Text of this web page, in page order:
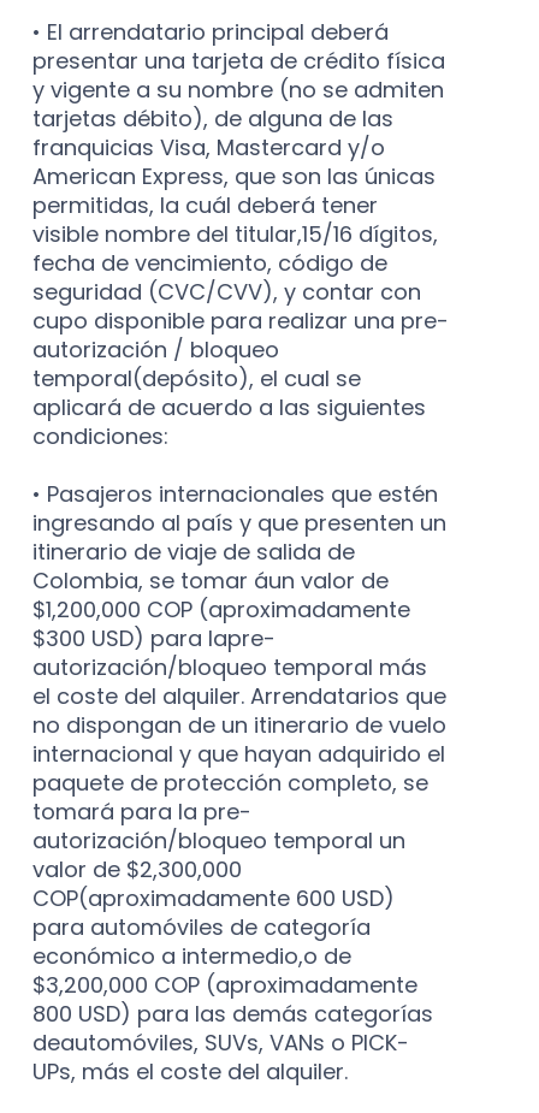
• El arrendatario principal deberá
presentar una tarjeta de crédito física
y vigente a su nombre (no se admiten
tarjetas débito), de alguna de las
franquicias Visa, Mastercard y/o
American Express, que son las únicas
permitidas, la cuál deberá tener
visible nombre del titular,15/16 dígitos,
fecha de vencimiento, código de
seguridad (CVC/CVV), y contar con
cupo disponible para realizar una pre-
autorización / bloqueo
temporal(depósito), el cual se
aplicará de acuerdo a las siguientes
condiciones:
• Pasajeros internacionales que estén
ingresando al país y que presenten un
itinerario de viaje de salida de
Colombia, se tomar áun valor de
$1,200,000 COP (aproximadamente
$300 USD) para lapre-
autorización/bloqueo temporal más
el coste del alquiler. Arrendatarios que
no dispongan de un itinerario de vuelo
internacional y que hayan adquirido el
paquete de protección completo, se
tomará para la pre-
autorización/bloqueo temporal un
valor de $2,300,000
COP(aproximadamente 600 USD)
para automóviles de categoría
económico a intermedio,o de
$3,200,000 COP (aproximadamente
800 USD) para las demás categorías
deautomóviles, SUVs, VANs o PICK-
UPs, más el coste del alquiler.